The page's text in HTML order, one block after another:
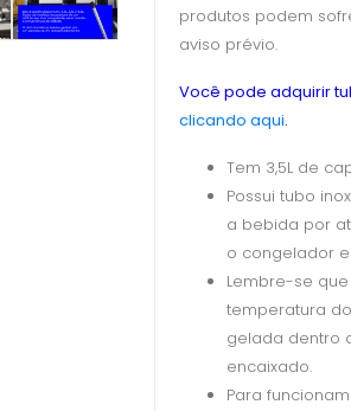
produtos podem
aviso prévio.
Você pode adquirir
clicando aqui.
Tem 3,5L de
Possui tubo
a bebida por
o congelador
Lembre-se
temperatura
gelada dentro
encaixado.
Para